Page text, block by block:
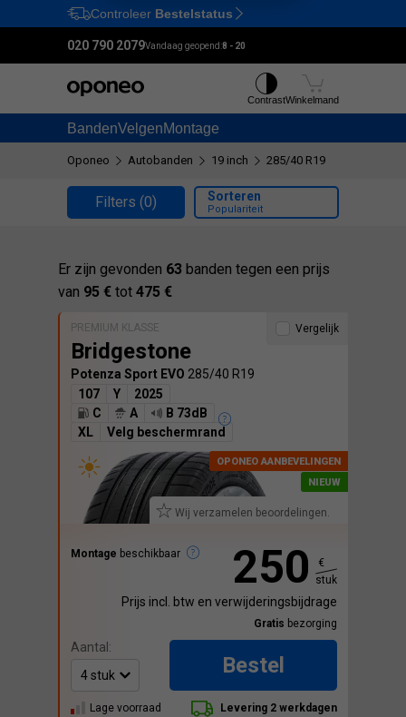
Ctrl M
Controleer Bestelstatus
020 790 2079Vandaag geopend:8 - 20
BandenVelgenMontage
ContrastWinkelmand
Oponeo Autobanden 19 inch 285/40 R19
Filters (0)
Er zijn gevonden 63 banden tegen een prijs
van 95 € tot 475 €
Sorteren
Populariteit
PREMIUM KLASSE
Bridgestone
Potenza Sport EVO 285/40 R19
107
Y
2025
C
A
B 73dB
XL
Velg beschermrand
Wij verzamelen beoordelingen.
Montage beschikbaar
Vergelijk
250
€
stuk
Prijs incl. btw en verwijderingsbijdrage
Gratis bezorging
Aantal:
Bestel
Lage voorraad Levering 2 werkdagen